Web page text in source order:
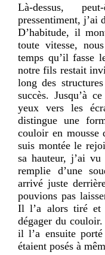
Là-dessus,
pressentiment, j’ai
D’habitude, il
toute vitesse,
temps qu’il fasse
notre fils restait
long des
succès. Jusqu’à
yeux vers les
distingue une
couloir en mousse
suis montée le
sa hauteur, j’ai vu
remplie d’une
arrivé juste
pouvions pas
Il l’a alors tiré et
dégager du
il l’a ensuite
étaient posés à